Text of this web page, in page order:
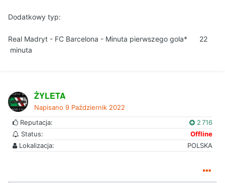
Dodatkowy typ:
Real Madryt - FC Barcelona - Minuta pierwszego gola* 22
minuta
ŻYLETA
Napisano 9 Październik 2022
Reputacja:
2 716
Status:
Offline
Lokalizacja:
POLSKA